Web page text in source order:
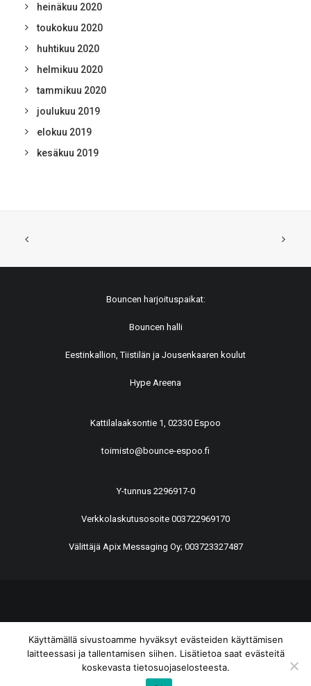
heinäkuu 2020
toukokuu 2020
huhtikuu 2020
helmikuu 2020
tammikuu 2020
joulukuu 2019
elokuu 2019
kesäkuu 2019
Bouncen harjoituspaikat:
Bouncen halli
Eestinkallion, Tiistilän ja Jousenkaaren koulut
Hype Areena
Kattilalaaksontie 1, 02330 Espoo
toimisto@bounce-espoo.fi
Y-tunnus 2296917-0
Verkkolaskutusosoite 003722969170
Välittäjä Apix Messaging Oy; 003723327487
Käyttämällä sivustoamme hyväksyt evästeiden käyttämisen
laitteessasi ja tallentamisen siihen. Lisätietoa saat evästeitä
koskevasta tietosuojaselosteesta.